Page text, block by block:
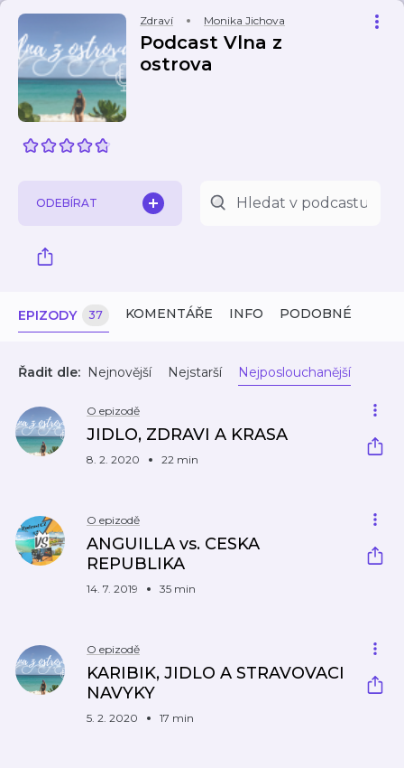
Zdraví Monika Jichova
Podcast Vlna z
ostrova
ODEBÍRAT
EPIZODY 37 KOMENTÁŘE INFO PODOBNÉ
Řadit dle: Nejnovější Nejstarší Nejposlouchanější
O epizodě
JIDLO, ZDRAVI A KRASA
8. 2. 2020 22 min
O epizodě
ANGUILLA vs. CESKA
REPUBLIKA
14. 7. 2019 35 min
O epizodě
KARIBIK, JIDLO A STRAVOVACI
NAVYKY
5. 2. 2020 17 min